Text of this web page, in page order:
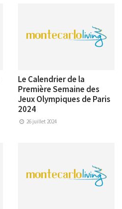
Le Calendrier de la
Première Semaine des
Jeux Olympiques de Paris
2024
26 juillet 2024